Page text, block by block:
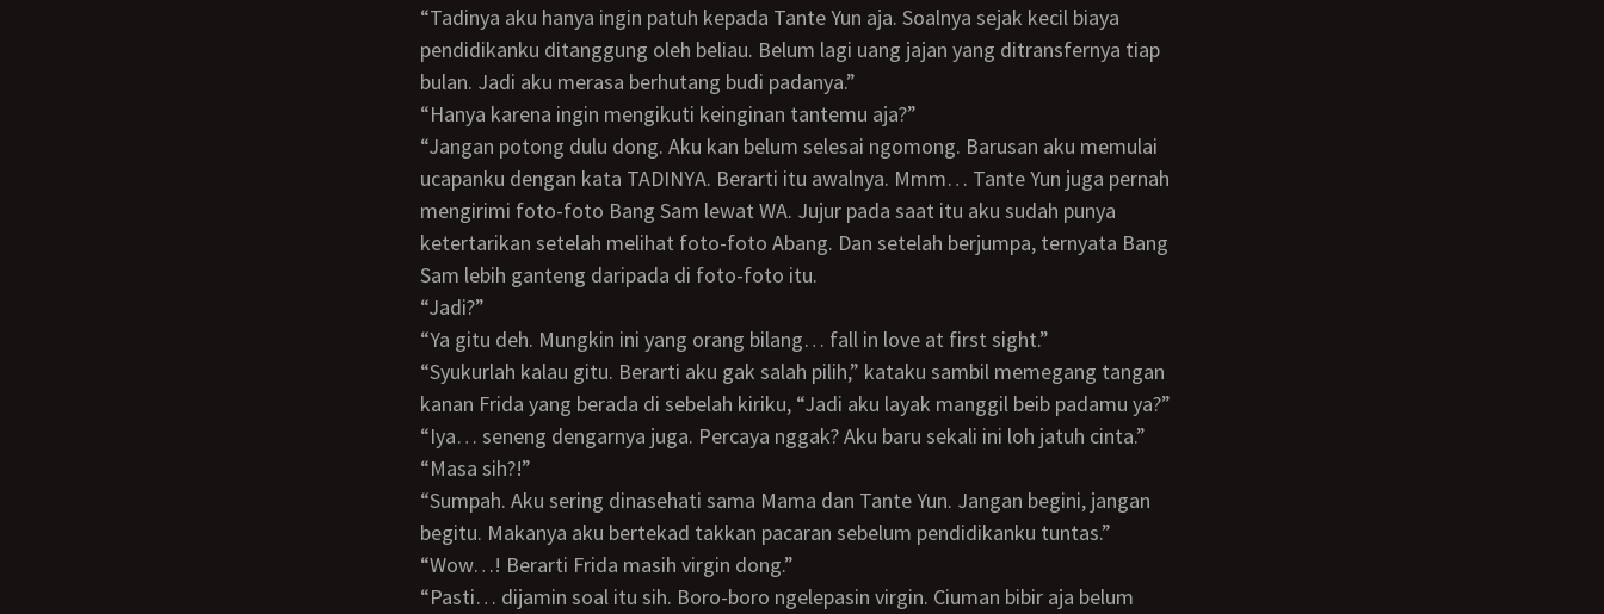
“Tadinya aku hanya ingin patuh kepada Tante Yun aja. Soalnya sejak kecil biaya
pendidikanku ditanggung oleh beliau. Belum lagi uang jajan yang ditransfernya tiap
bulan. Jadi aku merasa berhutang budi padanya.”
“Hanya karena ingin mengikuti keinginan tantemu aja?”
“Jangan potong dulu dong. Aku kan belum selesai ngomong. Barusan aku memulai
ucapanku dengan kata TADINYA. Berarti itu awalnya. Mmm… Tante Yun juga pernah
mengirimi foto-foto Bang Sam lewat WA. Jujur pada saat itu aku sudah punya
ketertarikan setelah melihat foto-foto Abang. Dan setelah berjumpa, ternyata Bang
Sam lebih ganteng daripada di foto-foto itu.
“Jadi?”
“Ya gitu deh. Mungkin ini yang orang bilang… fall in love at first sight.”
“Syukurlah kalau gitu. Berarti aku gak salah pilih,” kataku sambil memegang tangan
kanan Frida yang berada di sebelah kiriku, “Jadi aku layak manggil beib padamu ya?”
“Iya… seneng dengarnya juga. Percaya nggak? Aku baru sekali ini loh jatuh cinta.”
“Masa sih?!”
“Sumpah. Aku sering dinasehati sama Mama dan Tante Yun. Jangan begini, jangan
begitu. Makanya aku bertekad takkan pacaran sebelum pendidikanku tuntas.”
“Wow…! Berarti Frida masih virgin dong.”
“Pasti… dijamin soal itu sih. Boro-boro ngelepasin virgin. Ciuman bibir aja belum